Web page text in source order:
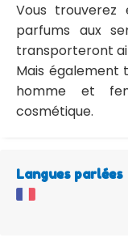
Vous trouverez
parfums aux
transporteront
Mais également
homme et
cosmétique.
Langues parlées